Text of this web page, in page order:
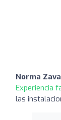
Norma
Experiencia
las